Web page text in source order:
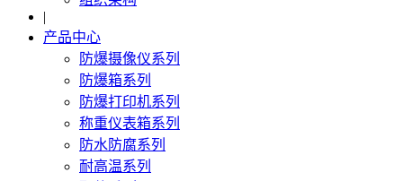
|
产品中心
防爆摄像仪系列
防爆箱系列
防爆打印机系列
称重仪表箱系列
防水防腐系列
耐高温系列